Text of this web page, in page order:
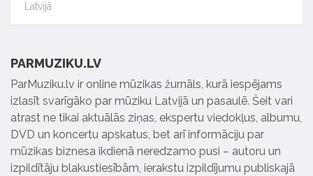
Latvijā
PARMUZIKU.LV
ParMuziku.lv ir online mūzikas žurnāls, kurā iespējams
izlasīt svarīgāko par mūziku Latvijā un pasaulē. Šeit vari
atrast ne tikai aktuālās ziņas, ekspertu viedokļus, albumu,
DVD un koncertu apskatus, bet arī informāciju par
mūzikas biznesa ikdienā neredzamo pusi – autoru un
izpildītāju blakustiesībām, ierakstu izpildījumu publiskajā